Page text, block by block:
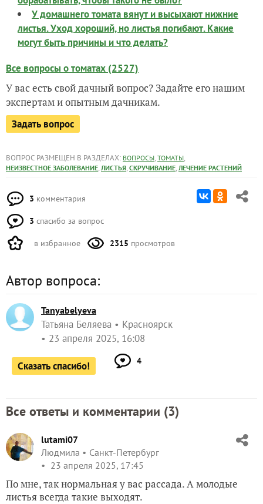
У домашнего томата вянут и высыхают нижние
листья. Уход хороший, но листья погибают. Какие
могут быть причины и что делать?
Все вопросы о томатах (2527)
У вас есть свой дачный вопрос? Задайте его нашим
экспертам и опытным дачникам.
Задать вопрос
ВОПРОС РАЗМЕЩЕН В РАЗДЕЛАХ: ВОПРОСЫ, ТОМАТЫ,
НЕИЗВЕСТНОЕ ЗАБОЛЕВАНИЕ, ЛИСТЬЯ, СКРУЧИВАНИЕ, ЛЕЧЕНИЕ РАСТЕНИЙ
3 комментария
3 спасибо за вопрос
в избранное 2315 просмотров
Автор вопроса:
Tanyabelyeva
Татьяна Беляева
Красноярск
23 апреля 2025, 16:08
Сказать спасибо! 4
Все ответы и комментарии (3)
lutami07
Людмила
Санкт-Петербург
23 апреля 2025, 17:45
По мне, так нормальная у вас рассада. А молодые
листья всегда такие выходят.